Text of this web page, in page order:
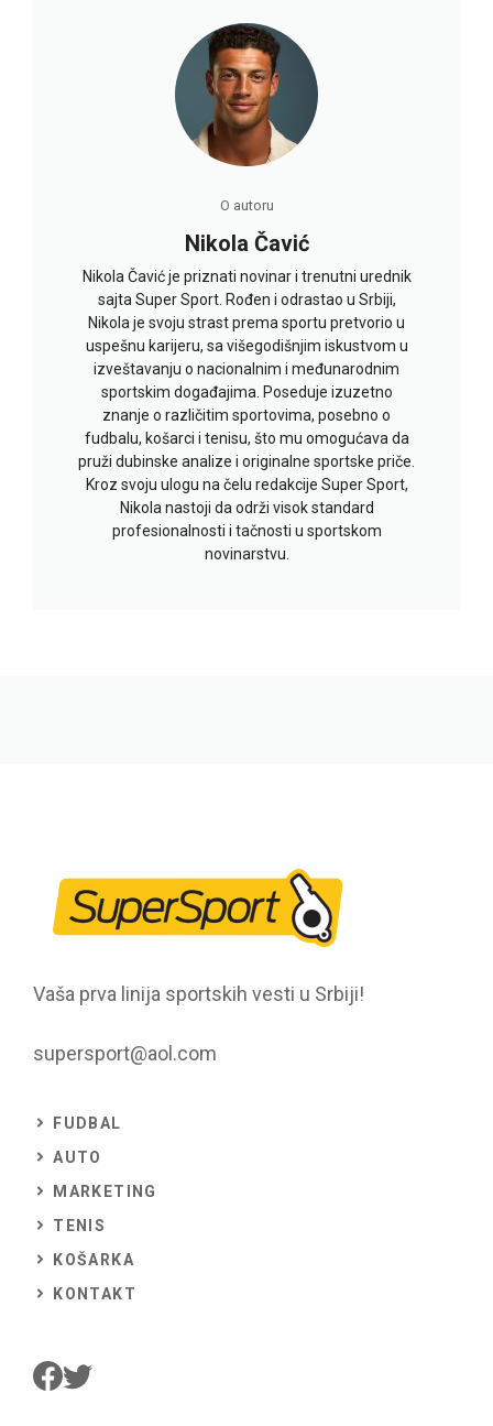
O autoru
Nikola Čavić
Nikola Čavić je priznati novinar i trenutni urednik
sajta Super Sport. Rođen i odrastao u Srbiji,
Nikola je svoju strast prema sportu pretvorio u
uspešnu karijeru, sa višegodišnjim iskustvom u
izveštavanju o nacionalnim i međunarodnim
sportskim događajima. Poseduje izuzetno
znanje o različitim sportovima, posebno o
fudbalu, košarci i tenisu, što mu omogućava da
pruži dubinske analize i originalne sportske priče.
Kroz svoju ulogu na čelu redakcije Super Sport,
Nikola nastoji da održi visok standard
profesionalnosti i tačnosti u sportskom
novinarstvu.
Vaša prva linija sportskih vesti u Srbiji!
supersport@aol.com
FUDBAL
AUTO
MARKETING
TENIS
KOŠARKA
KONTAKT